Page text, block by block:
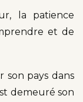
la patience
et de
son pays dans
demeuré son